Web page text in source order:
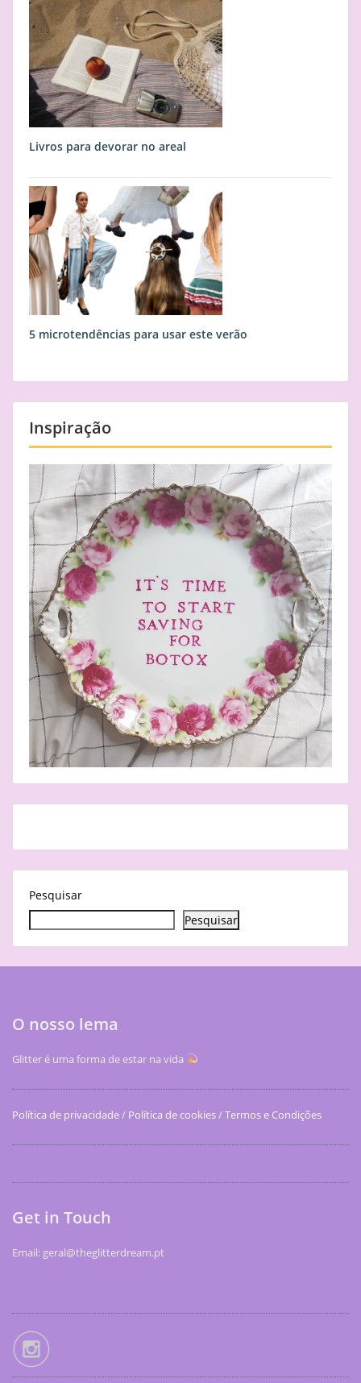
Livros para devorar no areal
5 microtendências para usar este verão
Inspiração
Pesquisar
Pesquisar
O nosso lema
Glitter é uma forma de estar na vida
Política de privacidade/ Política de cookies/Termos e Condições
Get in Touch
Email: geral@theglitterdream.pt